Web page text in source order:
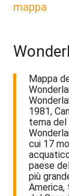
mappa
Mappa
1981,
tema del
cui 17
paese
più
America,